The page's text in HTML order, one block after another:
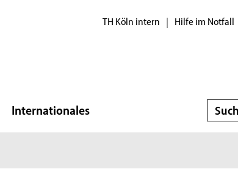
TH Köln intern | Hilfe im Notfall
Internationales Suche